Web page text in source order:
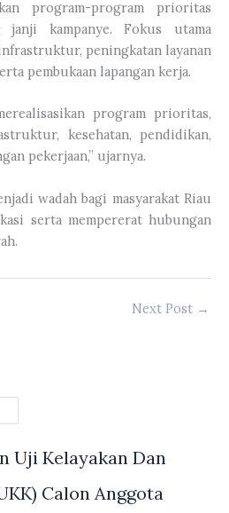
program-program prioritas
kampanye. Fokus utama
peningkatan layanan
pembukaan lapangan kerja.
program prioritas,
kesehatan, pendidikan,
pekerjaan,” ujarnya.
wadah bagi masyarakat Riau
serta mempererat hubungan
Next Post →
Uji Kelayakan Dan
Calon Anggota